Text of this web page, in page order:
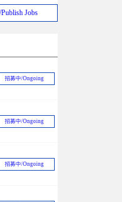
Jobs
招募中/Ongoing
招募中/Ongoing
招募中/Ongoing